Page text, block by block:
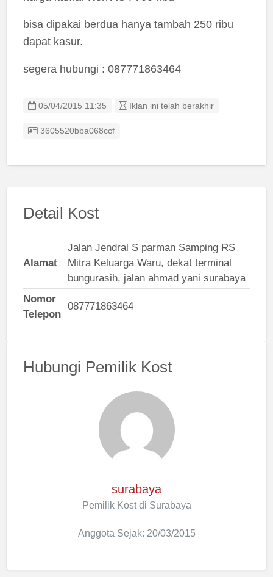
bisa dipakai berdua hanya tambah 250 ribu
dapat kasur.
segera hubungi : 087771863464
05/04/2015 11:35 Iklan ini telah berakhir
Listing ID
3605520bba068ccf
Detail Kost
Alamat
Jalan Jendral S parman Samping RS
Mitra Keluarga Waru, dekat terminal
bungurasih, jalan ahmad yani surabaya
Nomor
Telepon
087771863464
Hubungi Pemilik Kost
surabaya
Pemilik Kost di Surabaya
Anggota Sejak: 20/03/2015